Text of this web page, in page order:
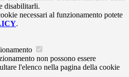
disabilitarli.
necessari al funzionamento potete
.
non possono essere
l'elenco nella pagina della cookie